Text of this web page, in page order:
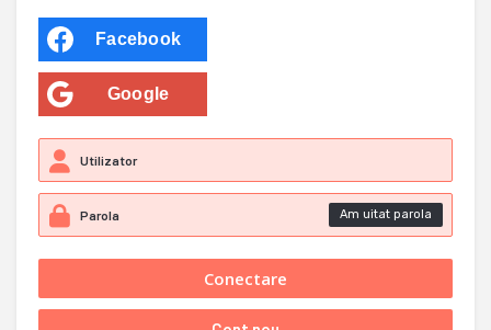
Facebook
Google
Am uitat parola